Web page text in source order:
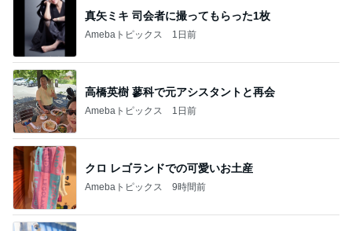
真矢ミキ 司会者に撮ってもらった1枚
Amebaトピックス 1日前
高橋英樹 蓼科で元アシスタントと再会
Amebaトピックス 1日前
クロ レゴランドでの可愛いお土産
Amebaトピックス 9時間前